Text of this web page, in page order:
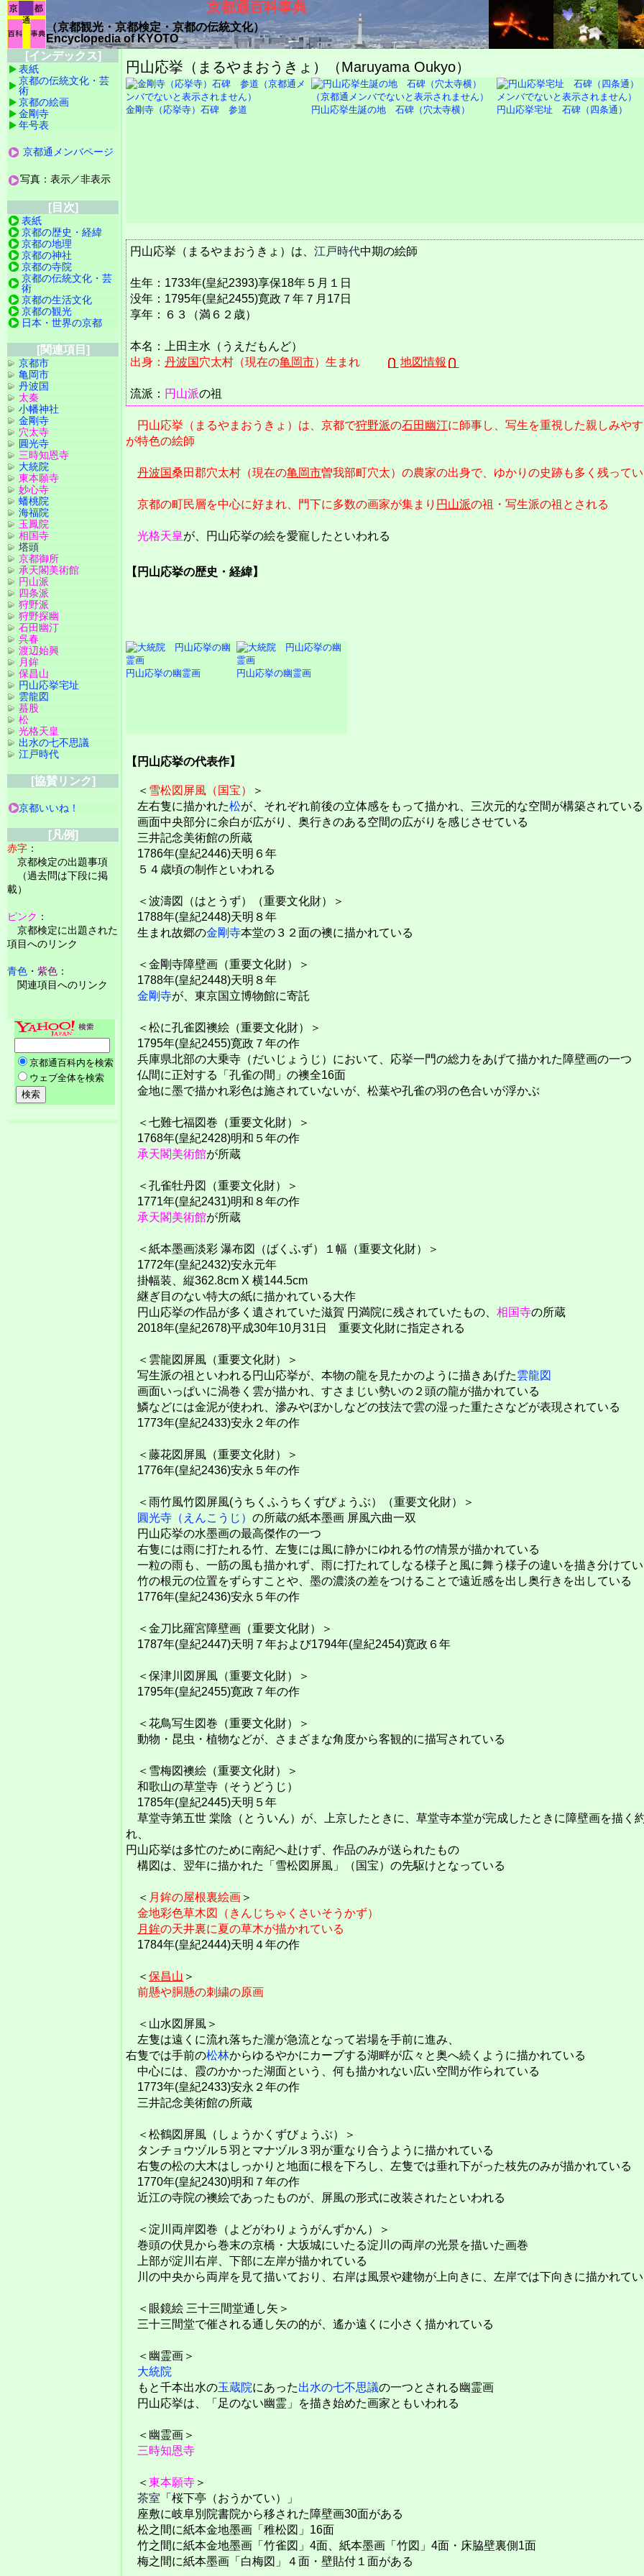
京都通百科事典
（京都観光・京都検定・京都の伝統文化）
Encyclopedia of KYOTO
円山応挙（まるやまおうきょ）（Maruyama Oukyo）
金剛寺（応挙寺）石碑 参道 円山応挙生誕の地 石碑（穴太寺横） 円山応挙宅址 石碑（四条通）
円山応挙（まるやまおうきょ）は、 江戸時代中期の絵師
生年：1733年(皇紀2393)享保18年５月１日
没年：1795年(皇紀2455)寛政７年７月17日
享年：６３（満６２歳）
本名：上田主水（うえだもんど）
出身： 丹波国穴太村（現在の亀岡市）生まれ 地図情報
流派： 円山派の祖
円山応挙（まるやまおうきょ）は、京都で狩野派の石田幽汀に師事し、写生を重視した親しみや
が特色の絵師
丹波国桑田郡穴太村（現在の亀岡市曽我部町穴太）の農家の出身で、ゆかりの史跡も多く残って
京都の町民層を中心に好まれ、門下に多数の画家が集まり 円山派の祖・写生派の祖とされる
光格天皇が、円山応挙の絵を愛寵したといわれる
【円山応挙の歴史・経緯】
円山応挙の幽霊画 円山応挙の幽霊画
【円山応挙の代表作】
＜ 雪松図屏風（国宝）
＞
左右隻に描かれた松が、それぞれ前後の立体感をもって描かれ、三次元的な空間が構築されている
画面中央部分に余白が広がり、奥行きのある空間の広がりを感じさせている
三井記念美術館の所蔵
1786年(皇紀2446)天明６年
５４歳頃の制作といわれる
＜波濤図（はとうず）（重要文化財）＞
1788年(皇紀2448)天明８年
生まれ故郷の金剛寺本堂の３２面の襖に描かれている
＜金剛寺障壁画（重要文化財）＞
1788年(皇紀2448)天明８年
金剛寺が、東京国立博物館に寄託
＜松に孔雀図襖絵（重要文化財）＞
1795年(皇紀2455)寛政７年の作
兵庫県北部の大乗寺（だいじょうじ）において、応挙一門の総力をあげて描かれた障壁画の一つ
仏間に正対する「孔雀の間」の襖全16面
金地に墨で描かれ彩色は施されていないが、松葉や孔雀の羽の色合いが浮かぶ
＜七難七福図巻（重要文化財）＞
1768年(皇紀2428)明和５年の作
承天閣美術館が所蔵
＜孔雀牡丹図（重要文化財）＞
1771年(皇紀2431)明和８年の作
承天閣美術館が所蔵
＜紙本墨画淡彩 瀑布図（ばくふず）１幅（重要文化財）＞
1772年(皇紀2432)安永元年
掛幅装、縦362.8cm X 横144.5cm
継ぎ目のない特大の紙に描かれている大作
円山応挙の作品が多く遺されていた滋賀 円満院に残されていたもの、 相国寺の所蔵
2018年(皇紀2678)平成30年10月31日 重要文化財に指定される
＜雲龍図屏風（重要文化財）＞
写生派の祖といわれる円山応挙が、本物の龍を見たかのように描きあげた雲龍図
画面いっぱいに渦巻く雲が描かれ、すさまじい勢いの２頭の龍が描かれている
鱗などには金泥が使われ、滲みやぼかしなどの技法で雲の湿った重たさなどが表現されている
1773年(皇紀2433)安永２年の作
＜藤花図屏風（重要文化財）＞
1776年(皇紀2436)安永５年の作
＜雨竹風竹図屏風(うちくふうちくずびょうぶ）（重要文化財）＞
圓光寺（えんこうじ） の所蔵の紙本墨画 屏風六曲一双
円山応挙の水墨画の最高傑作の一つ
右隻には雨に打たれる竹、左隻には風に静かにゆれる竹の情景が描かれている
一粒の雨も、一筋の風も描かれず、雨に打たれてしなる様子と風に舞う様子の違いを描き分けて
竹の根元の位置をずらすことや、墨の濃淡の差をつけることで遠近感を出し奥行きを出している
1776年(皇紀2436)安永５年の作
＜金刀比羅宮障壁画（重要文化財）＞
1787年(皇紀2447)天明７年および1794年(皇紀2454)寛政６年
＜保津川図屏風（重要文化財）＞
1795年(皇紀2455)寛政７年の作
＜花鳥写生図巻（重要文化財）＞
動物・昆虫・植物などが、さまざまな角度から客観的に描写されている
＜雪梅図襖絵（重要文化財）＞
和歌山の草堂寺（そうどうじ）
1785年(皇紀2445)天明５年
草堂寺第五世 棠陰（とういん）が、上京したときに、草堂寺本堂が完成したときに障壁画を描く
れ、
円山応挙は多忙のために南紀へ赴けず、作品のみが送られたもの
構図は、翌年に描かれた「雪松図屏風」（国宝）の先駆けとなっている
＜ 月鉾の屋根裏絵画 ＞
金地彩色草木図（きんじちゃくさいそうかず）
月鉾の天井裏に夏の草木が描かれている
1784年(皇紀2444)天明４年の作
＜ 保昌山 ＞
前懸や胴懸の刺繍の原画
＜山水図屏風＞
左隻は遠くに流れ落ちた瀧が急流となって岩場を手前に進み、
右隻では手前の松林からゆるやかにカーブする湖畔が広々と奥へ続くように描かれている
中心には、霞のかかった湖面という、何も描かれない広い空間が作られている
1773年(皇紀2433)安永２年の作
三井記念美術館の所蔵
＜松鶴図屏風（しょうかくずびょうぶ）＞
タンチョウヅル５羽とマナヅル３羽が重なり合うように描かれている
右隻の松の大木はしっかりと地面に根を下ろし、左隻では垂れ下がった枝先のみが描かれている
1770年(皇紀2430)明和７年の作
近江の寺院の襖絵であったものが、屏風の形式に改装されたといわれる
＜淀川両岸図巻（よどがわりょうがんずかん）＞
巻頭の伏見から巻末の京橋・大坂城にいたる淀川の両岸の光景を描いた画巻
上部が淀川右岸、下部に左岸が描かれている
川の中央から両岸を見て描いており、右岸は風景や建物が上向きに、左岸では下向きに描かれて
＜眼鏡絵 三十三間堂通し矢＞
三十三間堂で催される通し矢の的が、遙か遠くに小さく描かれている
＜幽霊画＞
大統院
もと千本出水の玉蔵院にあった出水の七不思議の一つとされる幽霊画
円山応挙は、「足のない幽霊」を描き始めた画家ともいわれる
＜幽霊画＞
三時知恩寺
＜ 東本願寺 ＞
茶室 「桜下亭（おうかてい）」
座敷に岐阜別院書院から移された障壁画30面がある
松之間に紙本金地墨画「稚松図」16面
竹之間に紙本金地墨画「竹雀図」4面、紙本墨画「竹図」4面・床脇壁裏側1面
梅之間に紙本墨画「白梅図」４面・壁貼付１面がある
[インデックス]
表紙
京都の伝統文化・芸
術
京都の絵画
金剛寺
年号表
京都通メンバページ
写真：表示／非表示
[目次]
表紙
京都の歴史・経緯
京都の地理
京都の神社
京都の寺院
京都の伝統文化・芸
術
京都の生活文化
京都の観光
日本・世界の京都
[関連項目]
京都市
亀岡市
丹波国
太秦
小幡神社
金剛寺
穴太寺
圓光寺
三時知恩寺
大統院
東本願寺
妙心寺
蟠桃院
海福院
玉鳳院
相国寺
塔頭
京都御所
承天閣美術館
円山派
四条派
狩野派
狩野探幽
石田幽汀
呉春
渡辺始興
月鉾
保昌山
円山応挙宅址
雲龍図
蟇股
松
光格天皇
出水の七不思議
江戸時代
[協賛リンク]
京都いいね！
[凡例]
赤字 ：
京都検定の出題事項
（過去問は下段に掲
載）
ピンク ：
京都検定に出題された
項目へのリンク
青色 ・ 紫色 ：
関連項目へのリンク